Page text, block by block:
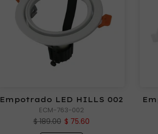
Empotrado LED HILLS 002
ECM-763-002
$ 189.00 $ 75.60